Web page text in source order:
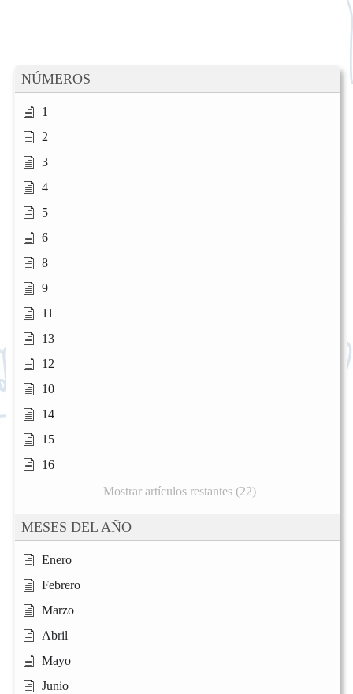
NÚMEROS
1
2
3
4
5
6
8
9
11
13
12
10
14
15
16
Mostrar artículos restantes (22)
MESES DEL AÑO
Enero
Febrero
Marzo
Abril
Mayo
Junio